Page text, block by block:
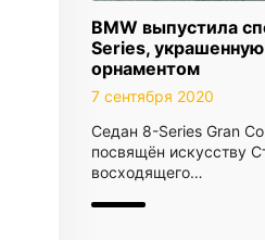
BMW выпустила
Series,
орнаментом
7 сентября 2020
Седан 8-Series Gran
посвящён искусству
восходящего…